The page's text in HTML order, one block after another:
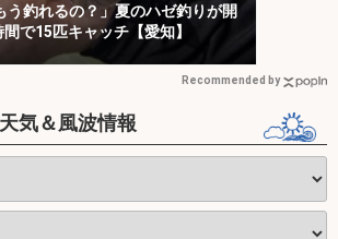
う釣れるの？」夏のハゼ釣りが開
で15匹キャッチ【愛知】
Recommended by
気＆風波情報